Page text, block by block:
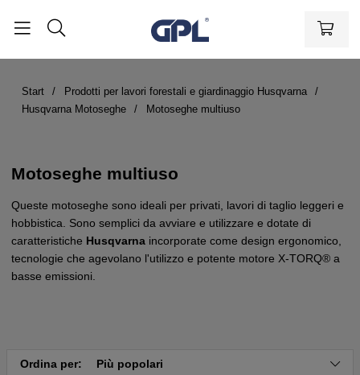
Start
Prodotti per lavori forestali e giardinaggio Husqvarna
Husqvarna Motoseghe
Motoseghe multiuso
Motoseghe multiuso
Queste motoseghe sono ideali per privati, lavori di taglio leggeri e
hobbistica. Sono semplici da avviare e utilizzare e dotate di
caratteristiche Husqvarna incorporate come design ergonomico,
tecnologie che agevolano l'utilizzo e potente motore X-TORQ® a
basse emissioni.
Ordina per: Più popolari